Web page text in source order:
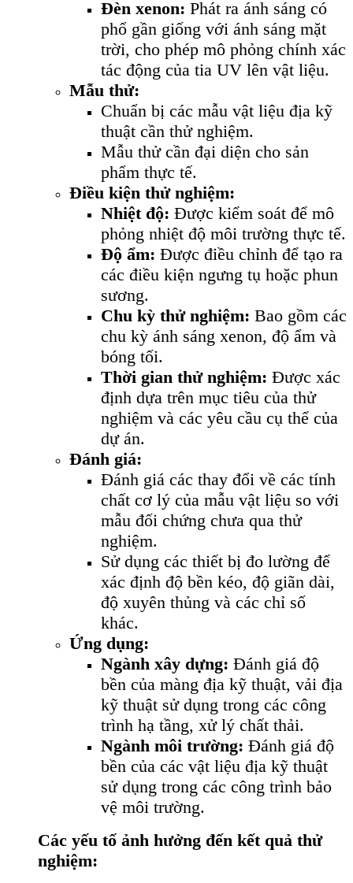
Đèn xenon: Phát ra ánh sáng có
phổ gần giống với ánh sáng mặt
trời, cho phép mô phỏng chính xác
tác động của tia UV lên vật liệu.
Mẫu thử:
Chuẩn bị các mẫu vật liệu địa kỹ
thuật cần thử nghiệm.
Mẫu thử cần đại diện cho sản
phẩm thực tế.
Điều kiện thử nghiệm:
Nhiệt độ: Được kiểm soát để mô
phỏng nhiệt độ môi trường thực tế.
Độ ẩm: Được điều chỉnh để tạo ra
các điều kiện ngưng tụ hoặc phun
sương.
Chu kỳ thử nghiệm: Bao gồm các
chu kỳ ánh sáng xenon, độ ẩm và
bóng tối.
Thời gian thử nghiệm: Được xác
định dựa trên mục tiêu của thử
nghiệm và các yêu cầu cụ thể của
dự án.
Đánh giá:
Đánh giá các thay đổi về các tính
chất cơ lý của mẫu vật liệu so với
mẫu đối chứng chưa qua thử
nghiệm.
Sử dụng các thiết bị đo lường để
xác định độ bền kéo, độ giãn dài,
độ xuyên thủng và các chỉ số
khác.
Ứng dụng:
Ngành xây dựng: Đánh giá độ
bền của màng địa kỹ thuật, vải địa
kỹ thuật sử dụng trong các công
trình hạ tầng, xử lý chất thải.
Ngành môi trường: Đánh giá độ
bền của các vật liệu địa kỹ thuật
sử dụng trong các công trình bảo
vệ môi trường.
Các yếu tố ảnh hưởng đến kết quả thử
nghiệm: